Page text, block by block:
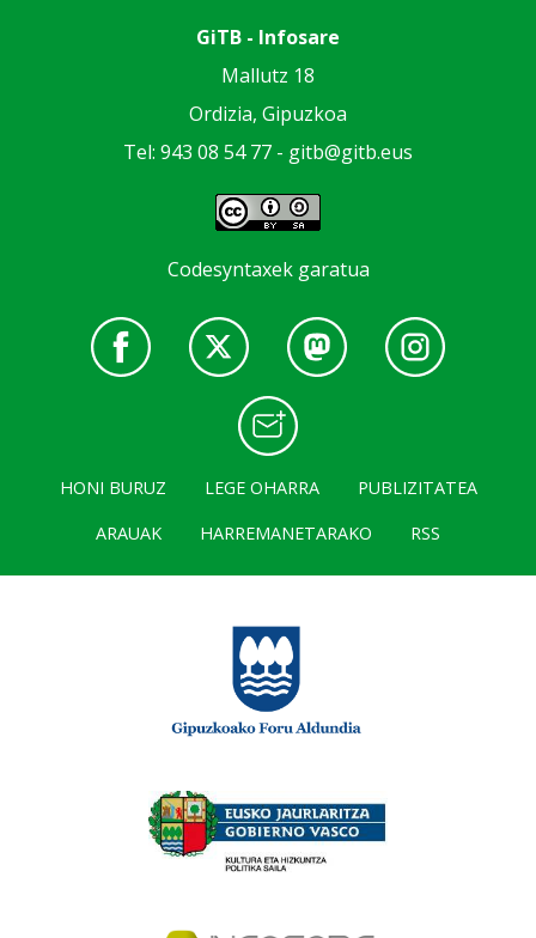
GiTB - Infosare
Mallutz 18
Ordizia, Gipuzkoa
Tel: 943 08 54 77 - gitb@gitb.eus
Codesyntaxek garatua
HONI BURUZ LEGE OHARRA
PUBLIZITATEA
ARAUAK
HARREMANETARAKO RSS